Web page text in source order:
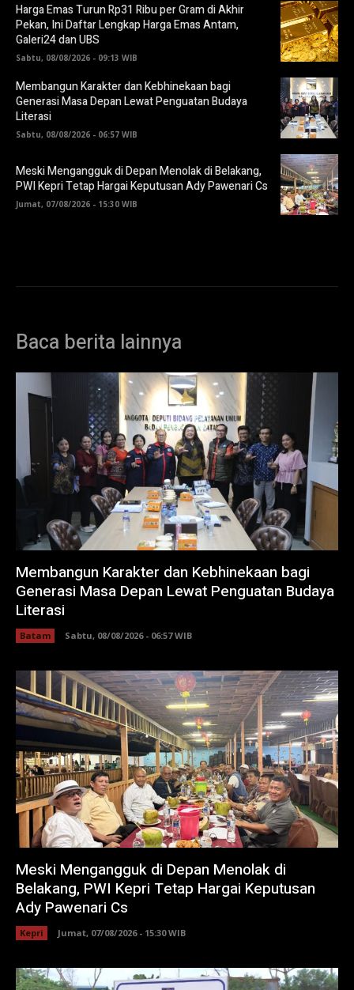
Harga Emas Turun Rp31 Ribu per Gram di Akhir
Pekan, Ini Daftar Lengkap Harga Emas Antam,
Galeri24 dan UBS
Sabtu, 08/08/2026 - 09:13 WIB
Membangun Karakter dan Kebhinekaan bagi
Generasi Masa Depan Lewat Penguatan Budaya
Literasi
Sabtu, 08/08/2026 - 06:57 WIB
Meski Mengangguk di Depan Menolak di Belakang,
PWI Kepri Tetap Hargai Keputusan Ady Pawenari Cs
Jumat, 07/08/2026 - 15:30 WIB
Baca berita lainnya
Membangun Karakter dan Kebhinekaan bagi
Generasi Masa Depan Lewat Penguatan Budaya
Literasi
Batam Sabtu, 08/08/2026 - 06:57 WIB
Meski Mengangguk di Depan Menolak di
Belakang, PWI Kepri Tetap Hargai Keputusan
Ady Pawenari Cs
Kepri Jumat, 07/08/2026 - 15:30 WIB